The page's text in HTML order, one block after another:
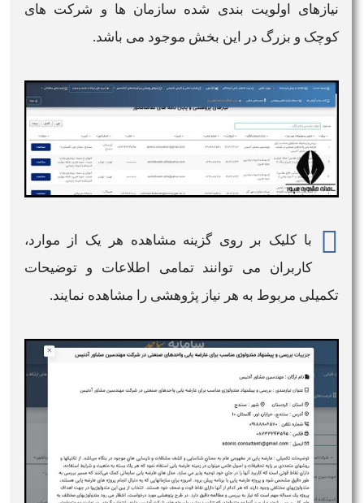
نیازهای اولویت بندی شده سازمان ها و شرکت های
کوچک و بزرگ در این بخش موجود می باشد.
با کلیک بر روی گزینه مشاهده هر یک از موارد،
کاربران می توانند تمامی اطلاعات و توضیحات
تکمیلی مربوط به هر نیاز پژوهشی را مشاهده نمایند.